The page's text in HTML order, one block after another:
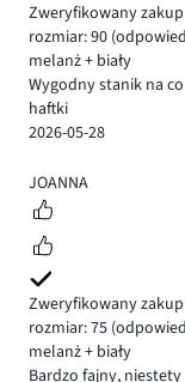
Zweryfikowany zakup
rozmiar: 90
melanż + biały
Wygodny stanik na
haftki
2026-05-28
5
JOANNA
Zweryfikowany zakup
rozmiar: 75
melanż + biały
Bardzo fajny, niestety